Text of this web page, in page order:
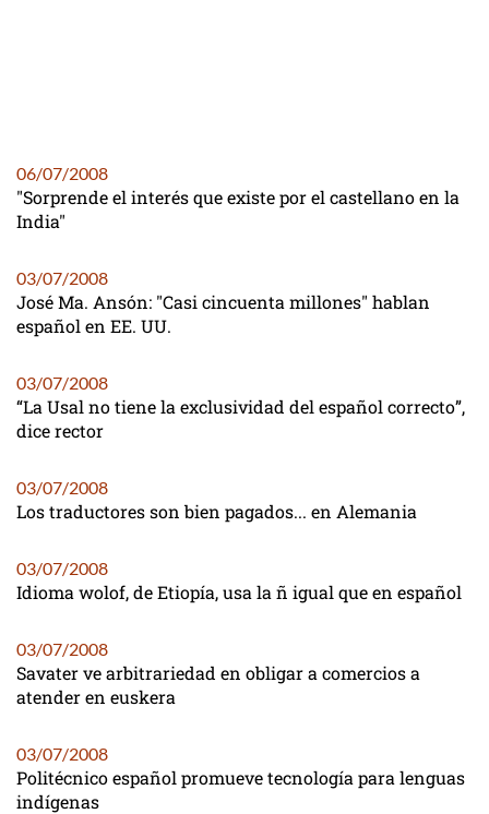
06/07/2008
"Sorprende el interés que existe por el castellano en la
India"
03/07/2008
José Ma. Ansón: "Casi cincuenta millones" hablan
español en EE. UU.
03/07/2008
“La Usal no tiene la exclusividad del español correcto”,
dice rector
03/07/2008
Los traductores son bien pagados... en Alemania
03/07/2008
Idioma wolof, de Etiopía, usa la ñ igual que en español
03/07/2008
Savater ve arbitrariedad en obligar a comercios a
atender en euskera
03/07/2008
Politécnico español promueve tecnología para lenguas
indígenas